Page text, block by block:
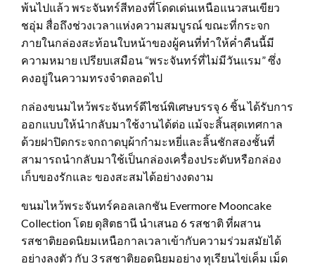
พ้นไปแล้ว พระจันทร์สีทองที่โดดเด่นเหนือแนวสนเขียว
ชอุ่ม สื่อถึงช่วงเวลาแห่งความสมบูรณ์ ขณะที่กระจก
ภายในกล่องสะท้อนใบหน้าของผู้คนที่ทำให้ค่ำคืนนี้มี
ความหมาย เปรียบเสมือน “พระจันทร์ที่ไม่มีวันแรม” ซึ่ง
คงอยู่ในความทรงจำตลอดไป
กล่องขนมไหว้พระจันทร์ดีไซน์พิเศษบรรจุ 6 ชิ้น ได้รับการ
ออกแบบให้นำกลับมาใช้งานได้ต่อ แม้จะสิ้นสุดเทศกาล
ด้วยฝาปิดกระจกถาดบุผ้ากำมะหยี่และลิ้นชักสองชั้นที่
สามารถนำกลับมาใช้เป็นกล่องเครื่องประดับหรือกล่อง
เก็บของรักและ ของสะสมได้อย่างงดงาม
ขนมไหว้พระจันทร์คอลเลกชัน Evermore Mooncake
Collection โดย ดุสิตธานี นำเสนอ 6 รสชาติ ที่ผสาน
รสชาติยอดนิยมเหนือกาลเวลาเข้ากับความร่วมสมัยได้
อย่างลงตัว กับ 3 รสชาติยอดนิยมอย่าง ทุเรียนไข่เค็ม เม็ด